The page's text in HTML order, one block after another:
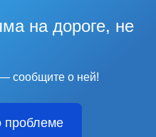
на дороге, не
сообщите о ней!
проблеме